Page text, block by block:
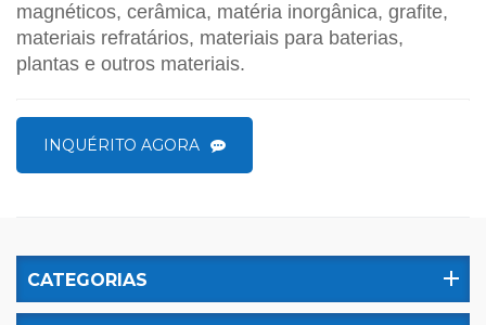
magnéticos, cerâmica, matéria inorgânica, grafite,
materiais refratários, materiais para baterias,
plantas e outros materiais.
INQUÉRITO AGORA
CATEGORIAS